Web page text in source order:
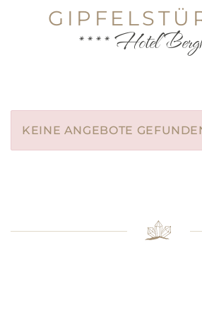
**** Hotel
KEINE ANGEBOTE